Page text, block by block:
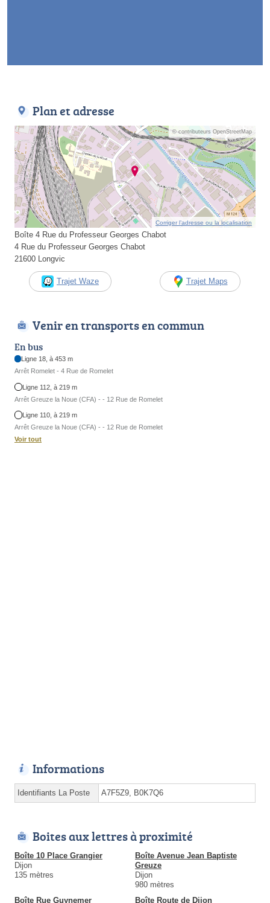
Plan et adresse
© contributeurs OpenStreetMap
Corriger l’adresse ou la localisation
Boîte 4 Rue du Professeur Georges Chabot
4 Rue du Professeur Georges Chabot
21600 Longvic
Trajet Waze Trajet Maps
Venir en transports en commun
En bus
Ligne 18, à 453 m
Arrêt Romelet - 4 Rue de Romelet
Ligne 112, à 219 m
Arrêt Greuze la Noue (CFA) - - 12 Rue de Romelet
Ligne 110, à 219 m
Arrêt Greuze la Noue (CFA) - - 12 Rue de Romelet
Voir tout
Informations
Identifiants La Poste A7F5Z9, B0K7Q6
Boites aux lettres à proximité
Boîte 10 Place Grangier
Dijon
135 mètres
Boîte Avenue Jean Baptiste
Greuze
Dijon
980 mètres
Boîte Rue Guynemer
Boîte Route de Dijon